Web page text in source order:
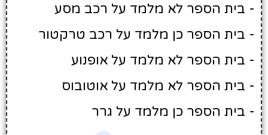
- בית הספר לא מלמד על רכב מסע
- בית הספר כן מלמד על רכב טרקטור
- בית הספר לא מלמד על אופנוע
- בית הספר לא מלמד על אוטובוס
- בית הספר כן מלמד על גרר